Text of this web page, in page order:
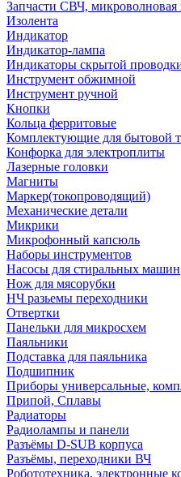
Запчасти СВЧ, микроволновая
Изолента
Индикатор
Индикатор-лампа
Индикаторы скрытой
Инструмент обжимной
Инструмент ручной
Кнопки
Кольца ферритовые
Комплектующие для бытовой
Конфорка для электроплиты
Лазерные головки
Магниты
Маркер(токопроводящий)
Механические детали
Микрики
Микрофонный капсюль
Наборы инструментов
Насосы для стиральных машин
Нож для мясорубки
НЧ разьемы переходники
Отвертки
Панельки для микросхем
Паяльники
Подставка для паяльника
Подшипник
Приборы универсальные,
Припой, Сплавы
Радиаторы
Радиолампы и панели
Разъёмы D-SUB корпуса
Разъёмы, переходники ВЧ
Робототехника, электронные